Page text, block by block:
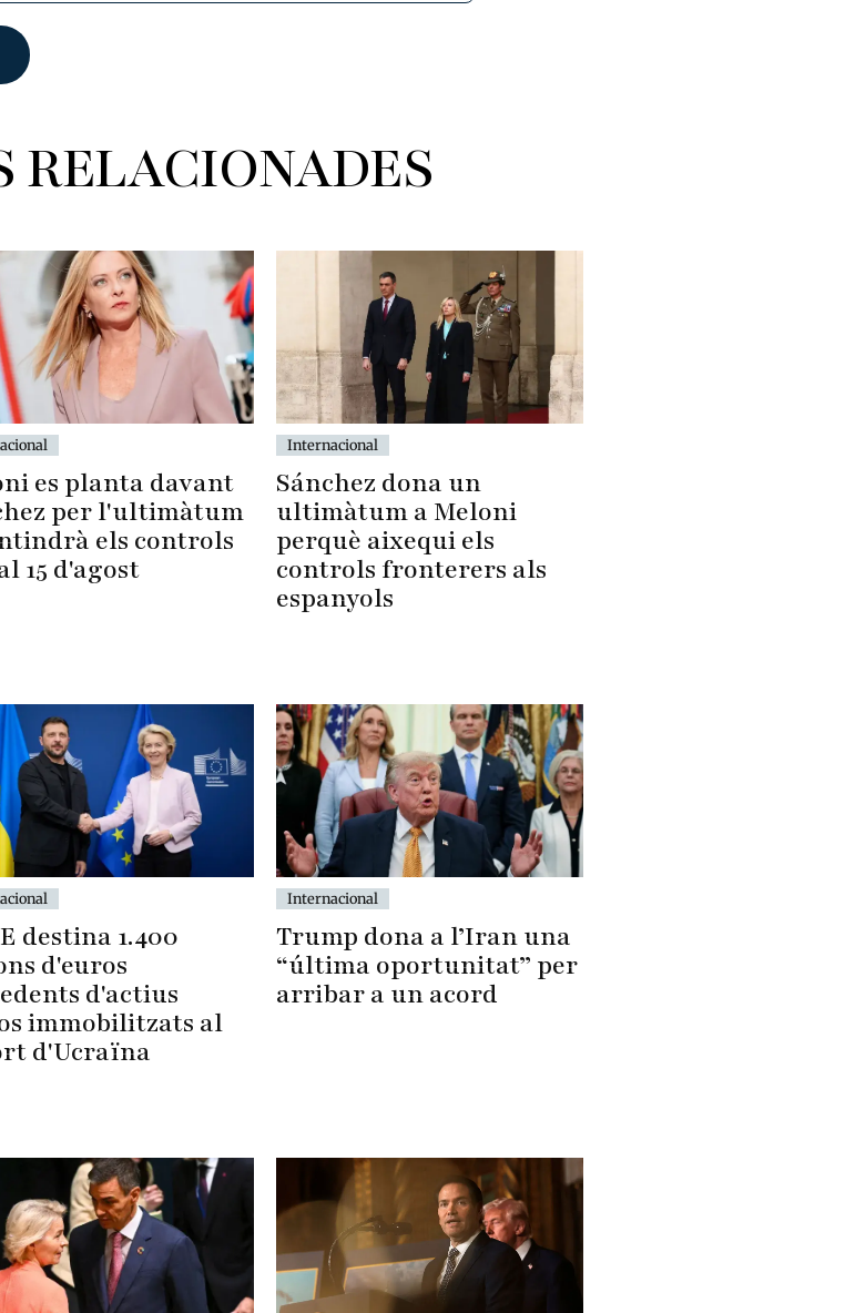
RELACIONADES
es planta davant
per l'ultimàtum
els controls
15 d'agost
Internacional
Sánchez dona un
ultimàtum a Meloni
perquè aixequi els
controls fronterers als
espanyols
destina 1.400
d'euros
d'actius
immobilitzats al
d'Ucraïna
Internacional
Trump dona a l’Iran una
“última oportunitat” per
arribar a un acord